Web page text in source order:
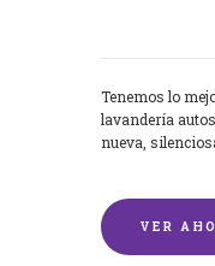
Tenemos lo
lavandería
nueva,
VER